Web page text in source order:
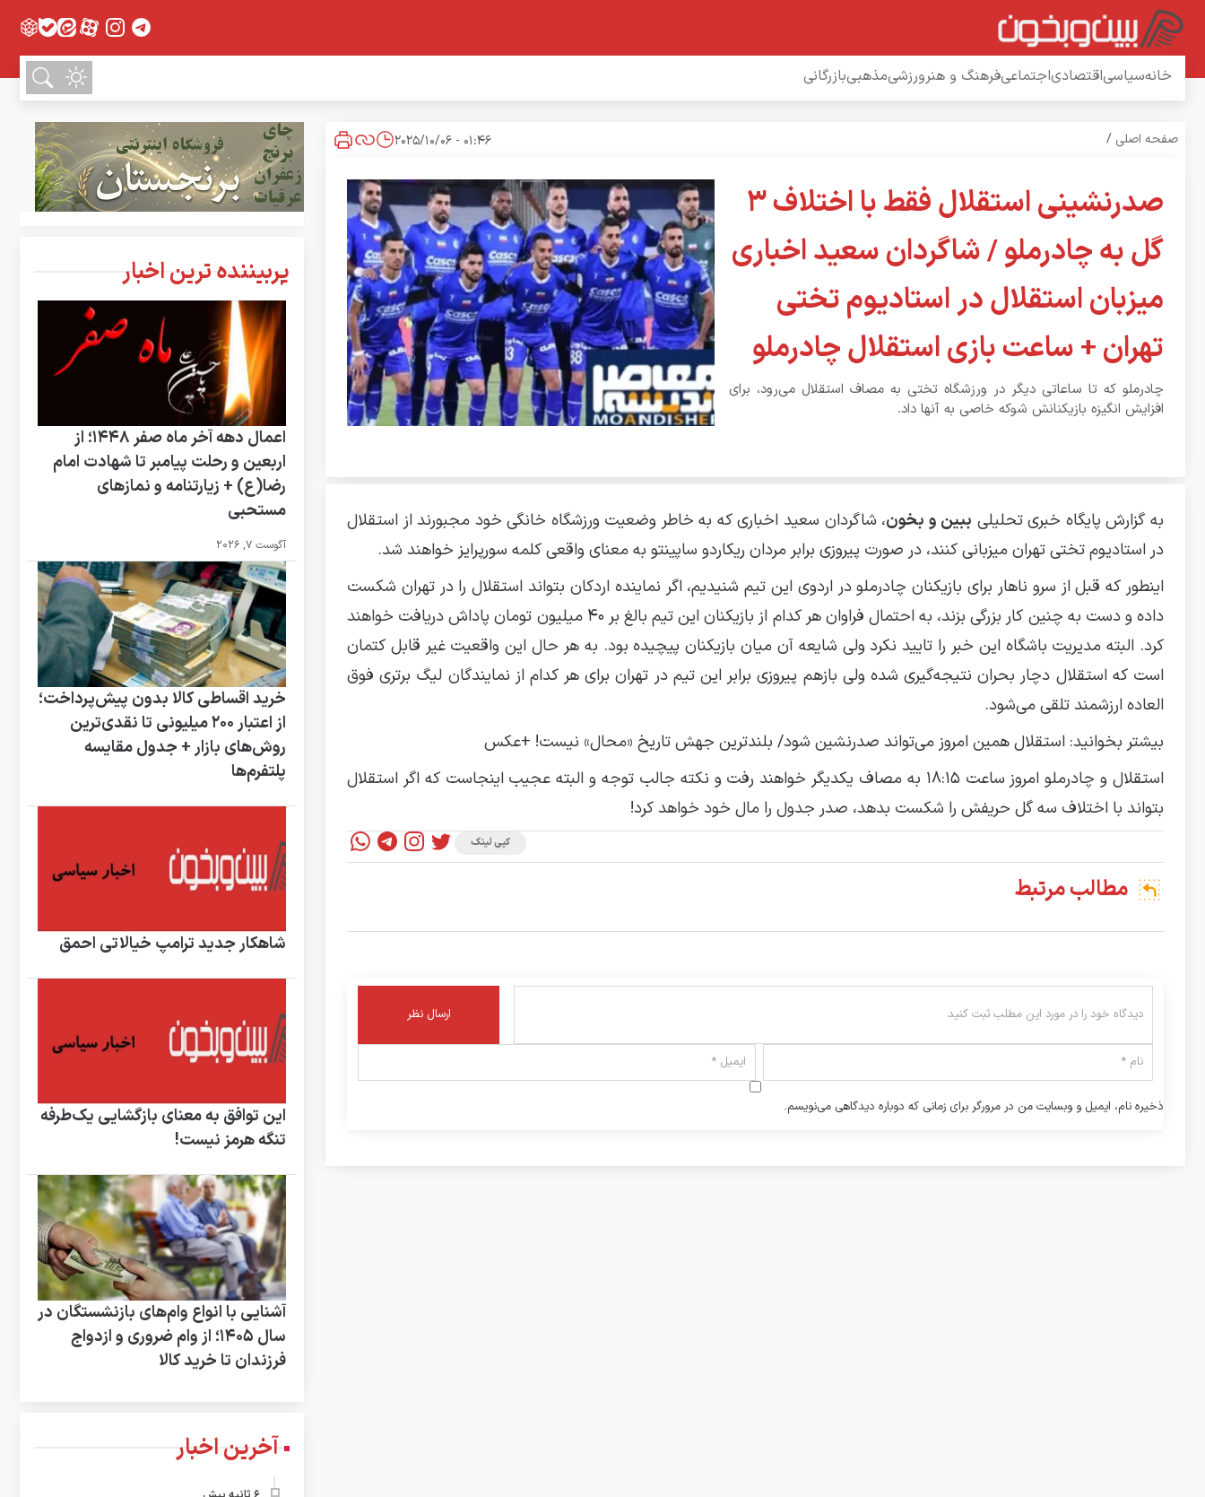
خانهسیاسیاقتصادیاجتماعیفرهنگ و هنرورزشیمذهبیبازرگانی
صفحه اصلی /
01:46 - 2025/10/06
صدرنشینی استقلال فقط با اختلاف 3
گل به چادرملو / شاگردان سعید اخباری
میزبان استقلال در استادیوم تختی
تهران + ساعت بازی استقلال چادرملو
چادرملو که تا ساعاتی دیگر در ورزشگاه تختی به مصاف استقلال می‌رود، برای
افزایش انگیزه بازیکنانش شوکه خاصی به آنها داد.
به گزارش پایگاه خبری تحلیلی ببین و بخون، شاگردان سعید اخباری که به خاطر وضعیت ورزشگاه خانگی خود مجبورند از استقلال
در استادیوم تختی تهران میزبانی کنند، در صورت پیروزی برابر مردان ریکاردو ساپینتو به معنای واقعی کلمه سورپرایز خواهند شد.
اینطور که قبل از سرو ناهار برای بازیکنان چادرملو در اردوی این تیم شنیدیم، اگر نماینده اردکان بتواند استقلال را در تهران شکست
داده و دست به چنین کار بزرگی بزند، به احتمال فراوان هر کدام از بازیکنان این تیم بالغ بر ۴۰ میلیون تومان پاداش دریافت خواهند
کرد. البته مدیریت باشگاه این خبر را تایید نکرد ولی شایعه آن میان بازیکنان پیچیده بود. به هر حال این واقعیت غیر قابل کتمان
است که استقلال دچار بحران نتیجه‌گیری شده ولی بازهم پیروزی برابر این تیم در تهران برای هر کدام از نمایندگان لیگ برتری فوق
العاده ارزشمند تلقی می‌شود.
بیشتر بخوانید: استقلال همین امروز می‌تواند صدرنشین شود/ بلندترین جهش تاریخ «محال» نیست! +عکس
استقلال و چادرملو امروز ساعت ۱۸:۱۵ به مصاف یکدیگر خواهند رفت و نکته جالب توجه و البته عجیب اینجاست که اگر استقلال
بتواند با اختلاف سه گل حریفش را شکست بدهد، صدر جدول را مال خود خواهد کرد!
کپی لینک
مطالب مرتبط
ذخیره نام، ایمیل و وبسایت من در مرورگر برای زمانی که دوباره دیدگاهی می‌نویسم.
پربیننده ترین اخبار
اعمال دهه آخر ماه صفر ۱۴۴۸؛ از
اربعین و رحلت پیامبر تا شهادت امام
رضا(ع) + زیارتنامه و نمازهای
مستحبی
آگوست 7, 2026
خرید اقساطی کالا بدون پیش‌پرداخت؛
از اعتبار ۲۰۰ میلیونی تا نقدی‌ترین
روش‌های بازار + جدول مقایسه
پلتفرم‌ها
شاهکار جدید ترامپ خیالاتی احمق
این توافق به معنای بازگشایی یک‌طرفه
تنگه هرمز نیست!
آشنایی با انواع وام‌های بازنشستگان در
سال ۱۴۰۵؛ از وام ضروری و ازدواج
فرزندان تا خرید کالا
آخرین اخبار